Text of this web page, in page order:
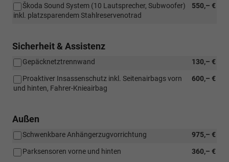
550,– €
Škoda Sound System (10 Lautsprecher, Subwoofer)
inkl. platzsparendem Stahlreservenotrad
Sicherheit & Assistenz
130,– €
Gepäcknetztrennwand
600,– €
Proaktiver Insassenschutz inkl. Seitenairbags vorn
und hinten, Fahrer-Knieairbag
Außen
975,– €
Schwenkbare Anhängerzugvorrichtung
360,– €
Parksensoren vorne und hinten